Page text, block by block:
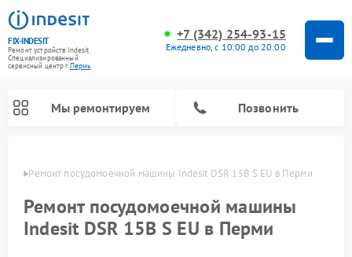
FIX-INDESIT
Ремонт устройств Indesit
Специализированный
cервисный центр г.Пермь
+7 (342) 254-93-15
Ежедневно, с 10:00 до 20:00
Мы ремонтируем Позвонить
Ремонт посудомоечной машины Indesit DSR 15B S EU в Перми
Ремонт посудомоечной машины
Indesit DSR 15B S EU в Перми